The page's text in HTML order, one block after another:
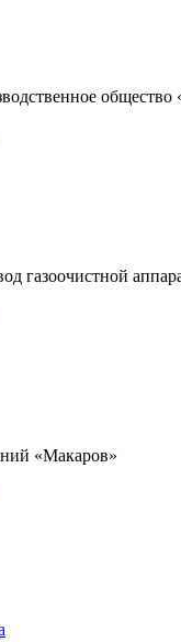
газоочистной
«Макаров»